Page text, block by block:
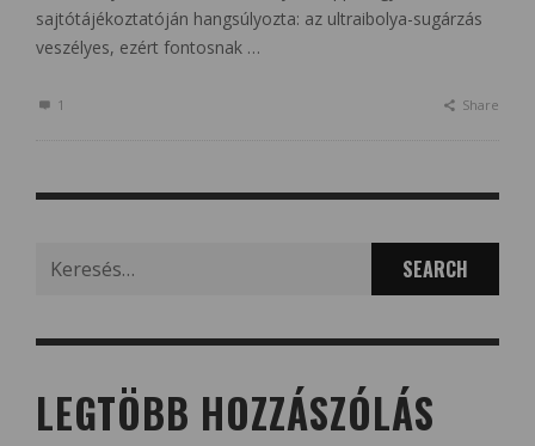
sajtótájékoztatóján hangsúlyozta: az ultraibolya-sugárzás
veszélyes, ezért fontosnak …
1 Share
for:
LEGTÖBB HOZZÁSZÓLÁS